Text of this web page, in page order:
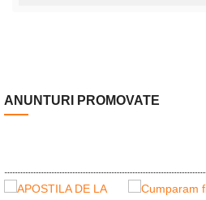
ANUNTURI PROMOVATE